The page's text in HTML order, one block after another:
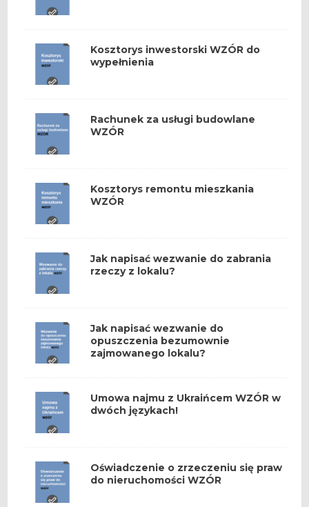
Kosztorys inwestorski WZÓR do
wypełnienia
Rachunek za usługi budowlane
WZÓR
Kosztorys remontu mieszkania
WZÓR
Jak napisać wezwanie do zabrania
rzeczy z lokalu?
Jak napisać wezwanie do
opuszczenia bezumownie
zajmowanego lokalu?
Umowa najmu z Ukraińcem WZÓR w
dwóch językach!
Oświadczenie o zrzeczeniu się praw
do nieruchomości WZÓR